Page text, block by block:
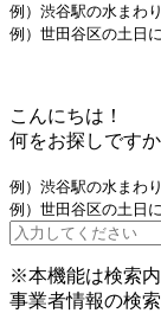
例）渋谷駅の水まわ
例）世田谷区の土日
こんにちは！
何をお探しですか
例）渋谷駅の水まわ
例）世田谷区の土日
※本機能は検索内
事業者情報の検